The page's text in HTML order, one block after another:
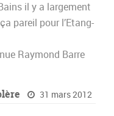
il y a largement
pareil pour l’Etang-
Raymond Barre
31 mars 2012